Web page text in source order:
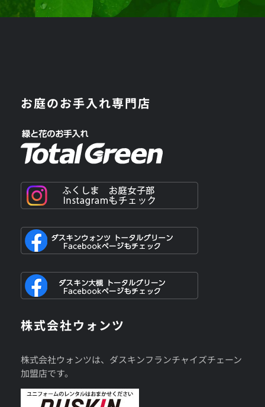
お庭のお手入れ専門店
株式会社ウォンツ
株式会社ウォンツは、ダスキンフランチャイズチェーン
加盟店です。